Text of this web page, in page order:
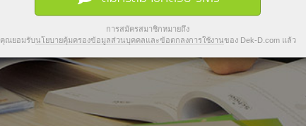
การสมัครสมาชิกหมายถึง
คุณยอมรับนโยบายคุ้มครองข้อมูลส่วนบุคคลและข้อตกลงการใช้งานของ Dek-D.com แล้ว